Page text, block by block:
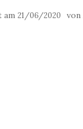
am 21/06/2020 von